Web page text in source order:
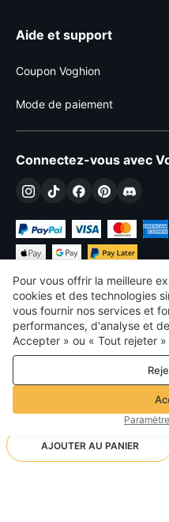
AJOUTER AU PANIER
Aide et support
Coupon Voghion
Mode de paiement
Connectez-vous avec
€ EUR
©
termes
Politique de
Règles
Pour vous offrir la meilleure
cookies et des technologies
vous fournir nos services et
performances, d'analyse et
Accepter » ou « Tout rejeter
refuser tout. cookies à des
de marketing. Pour plus de
confidentialité et de cookies